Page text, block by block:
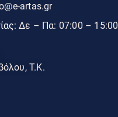
artas.gr
Δε – Πα: 07:00 – 15:00
Τ.Κ.